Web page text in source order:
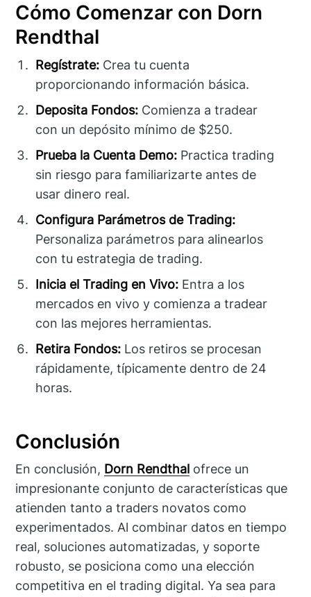
Cómo Comenzar con Dorn
Rendthal
Regístrate: Crea tu cuenta
proporcionando información básica.
Deposita Fondos: Comienza a tradear
con un depósito mínimo de $250.
Prueba la Cuenta Demo: Practica trading
sin riesgo para familiarizarte antes de
usar dinero real.
Configura Parámetros de Trading:
Personaliza parámetros para alinearlos
con tu estrategia de trading.
Inicia el Trading en Vivo: Entra a los
mercados en vivo y comienza a tradear
con las mejores herramientas.
Retira Fondos: Los retiros se procesan
rápidamente, típicamente dentro de 24
horas.
Conclusión
En conclusión, Dorn Rendthal ofrece un
impresionante conjunto de características que
atienden tanto a traders novatos como
experimentados. Al combinar datos en tiempo
real, soluciones automatizadas, y soporte
robusto, se posiciona como una elección
competitiva en el trading digital. Ya sea para